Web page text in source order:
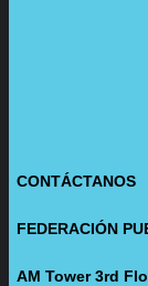
CONTÁCTANOS
FEDERACIÓN
AM Tower 3rd